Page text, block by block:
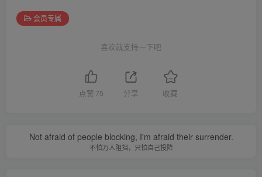
会员专属
喜欢就支持一下吧
点赞 75 分享 收藏
Not afraid of people blocking, I'm afraid their surrender.
不怕万人阻挡，只怕自己投降